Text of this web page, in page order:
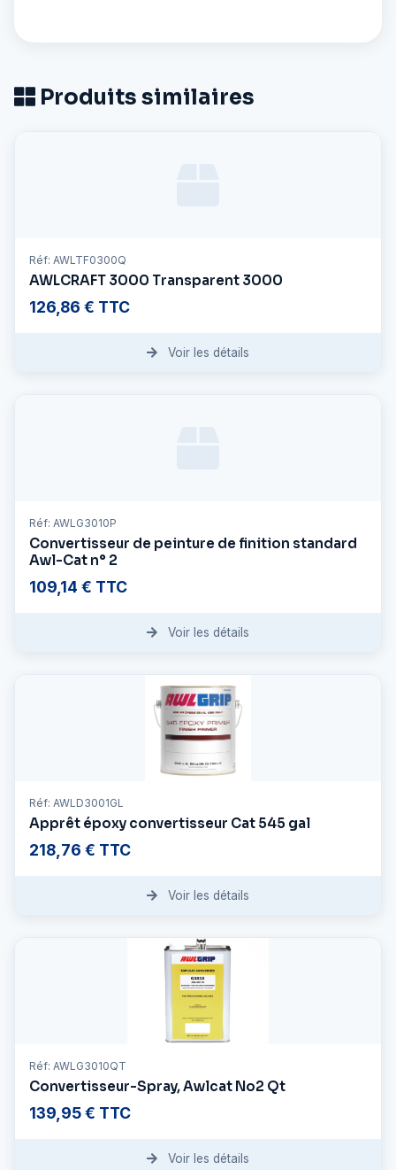
Produits similaires
Réf: AWLTF0300Q
AWLCRAFT 3000 Transparent 3000
126,86 € TTC
Voir les détails
Réf: AWLG3010P
Convertisseur de peinture de finition standard
Awl-Cat n° 2
109,14 € TTC
Voir les détails
Réf: AWLD3001GL
Apprêt époxy convertisseur Cat 545 gal
218,76 € TTC
Voir les détails
Réf: AWLG3010QT
Convertisseur-Spray, Awlcat No2 Qt
139,95 € TTC
Voir les détails